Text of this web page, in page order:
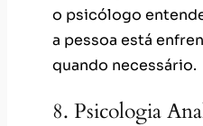
o psicólogo
a pessoa está
quando necessário.
8. Psicologia